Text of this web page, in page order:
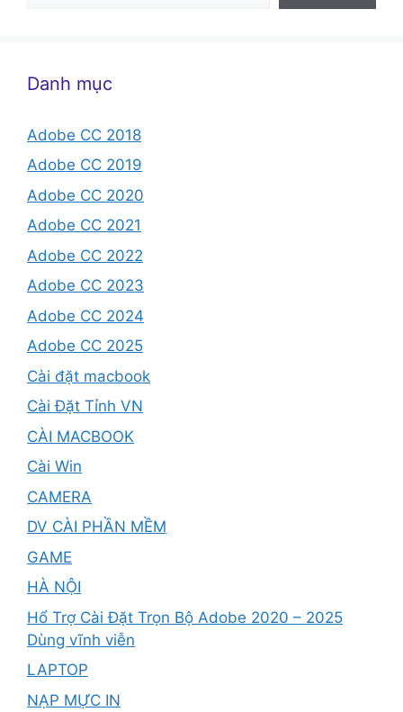
Danh mục
Adobe CC 2018
Adobe CC 2019
Adobe CC 2020
Adobe CC 2021
Adobe CC 2022
Adobe CC 2023
Adobe CC 2024
Adobe CC 2025
Cài đặt macbook
Cài Đặt Tỉnh VN
CÀI MACBOOK
Cài Win
CAMERA
DV CÀI PHẦN MỀM
GAME
HÀ NỘI
Hổ Trợ Cài Đặt Trọn Bộ Adobe 2020 – 2025
Dùng vĩnh viễn
LAPTOP
NẠP MỰC IN